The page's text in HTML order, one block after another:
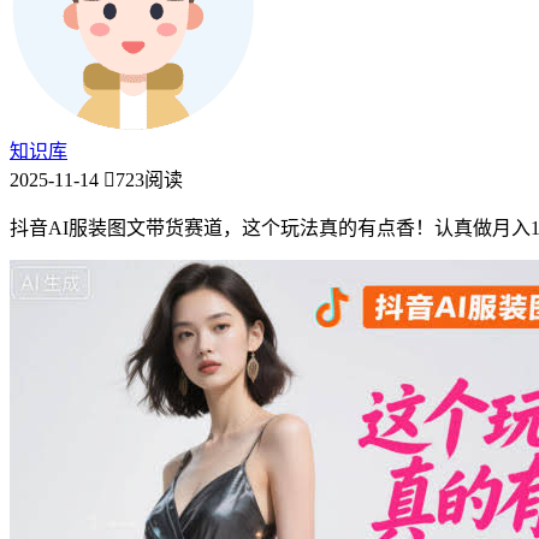
知识库
2025-11-14
723阅读
抖音AI服装图文带货赛道，这个玩法真的有点香！认真做月入